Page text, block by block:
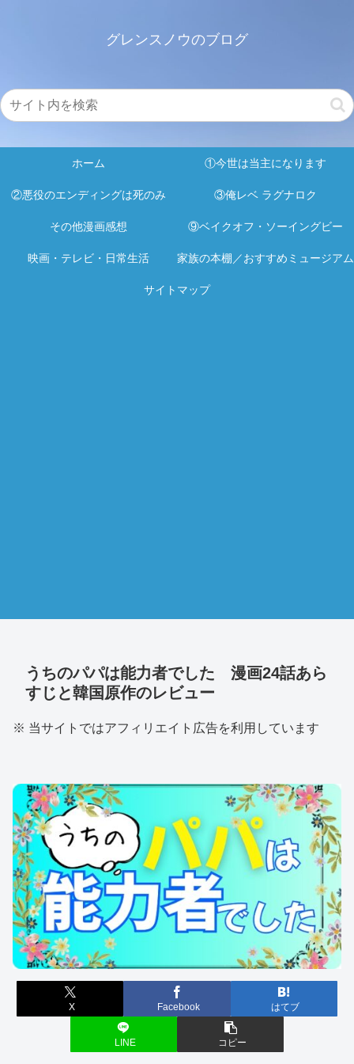
グレンスノウのブログ
ホーム ①今世は当主になります
②悪役のエンディングは死のみ ③俺レベ ラグナロク
その他漫画感想 ⑨ベイクオフ・ソーイングビー
映画・テレビ・日常生活 家族の本棚／おすすめミュージアム
サイトマップ
うちのパパは能力者でした 漫画24話あら
すじと韓国原作のレビュー
※ 当サイトではアフィリエイト広告を利用しています
X Facebook はてブ
LINE コピー